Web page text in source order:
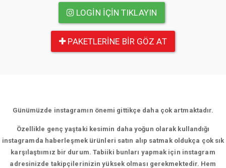
LOGIN IÇIN TIKLAYIN
PAKETLERINE BIR GÖZ AT
Günümüzde instagramın önemi gittikçe daha çok artmaktadır.
Özellikle genç yaştaki kesimin daha yoğun olarak kullandığı
instagramda haberleşmek ürünleri satın alıp satmak oldukça çok sık
karşılaştıımız bir durum. Tabiiki bunları yapmak için instagram
adresinizde takipçilerinizin yüksek olması gerekmektedir. Hem